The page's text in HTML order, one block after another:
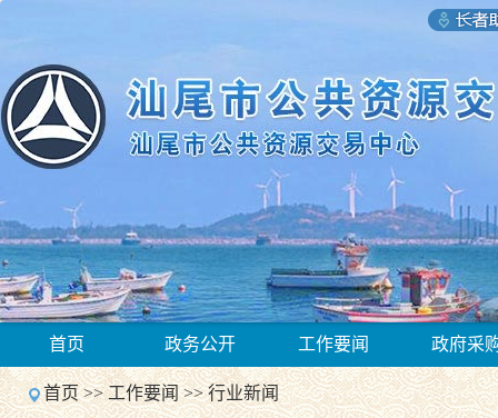
Previous
Next
首页 政务公开 工作要闻 政府采
首页>>工作要闻>>行业新闻